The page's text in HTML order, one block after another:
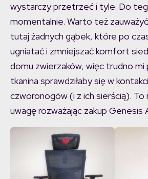
wystarczy przetrzeć i tyle. Do
momentalnie. Warto też
tutaj żadnych gąbek, które po
ugniatać i zmniejszać komfort
domu zwierzaków, więc trudno
tkanina sprawdziłaby się w
czworonogów (i z ich sierścią). To
uwagę rozważając zakup